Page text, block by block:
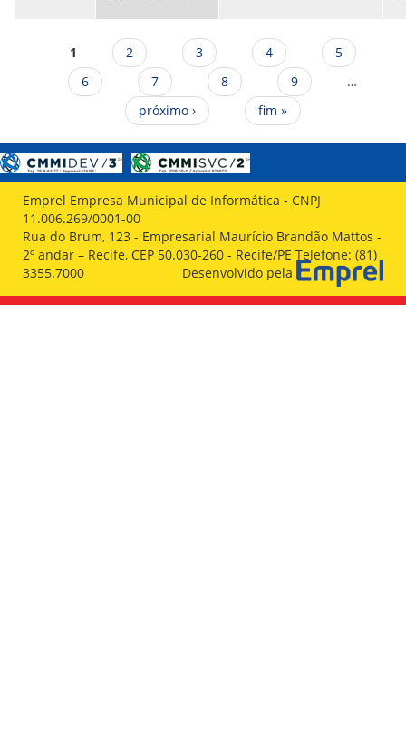
Páginas
1 2 3 4
5
6
7 8 9
…
próximo ›
fim »
Emprel Empresa Municipal de Informática - CNPJ
11.006.269/0001-00
Rua do Brum, 123 - Empresarial Maurício Brandão Mattos -
2º andar – Recife, CEP 50.030-260 - Recife/PE Telefone: (81)
3355.7000
Desenvolvido pela